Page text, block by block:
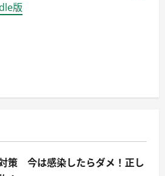
版
策 今は感染したらダメ！正し